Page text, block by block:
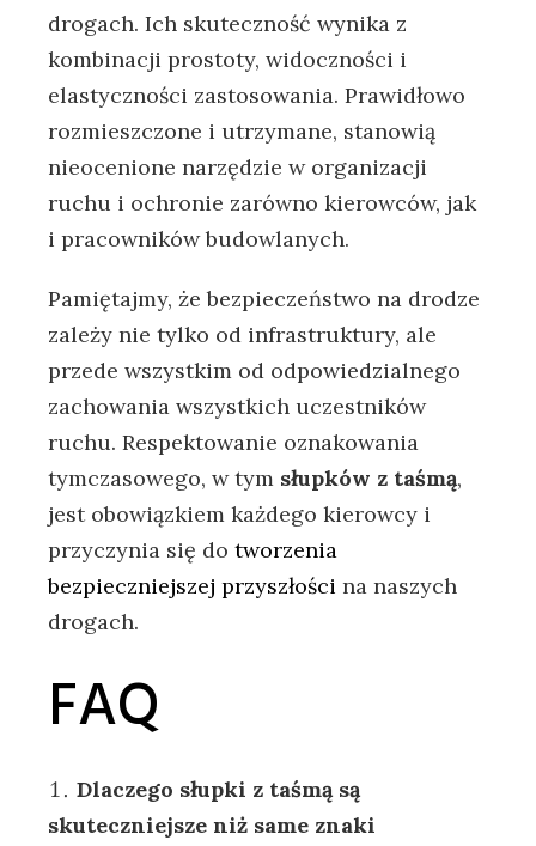
drogach. Ich skuteczność wynika z
kombinacji prostoty, widoczności i
elastyczności zastosowania. Prawidłowo
rozmieszczone i utrzymane, stanowią
nieocenione narzędzie w organizacji
ruchu i ochronie zarówno kierowców, jak
i pracowników budowlanych.
Pamiętajmy, że bezpieczeństwo na drodze
zależy nie tylko od infrastruktury, ale
przede wszystkim od odpowiedzialnego
zachowania wszystkich uczestników
ruchu. Respektowanie oznakowania
tymczasowego, w tym słupków z taśmą,
jest obowiązkiem każdego kierowcy i
przyczynia się dotworzenia
bezpieczniejszej przyszłości na naszych
drogach.
FAQ
Dlaczego słupki z taśmą są
skuteczniejsze niż same znaki